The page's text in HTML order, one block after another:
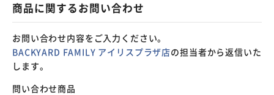
商品に関するお問い合わせ
お問い合わせ内容をご入力ください。
BACKYARD FAMILY アイリスプラザ店の担当者から返信いた
します。
問い合わせ商品